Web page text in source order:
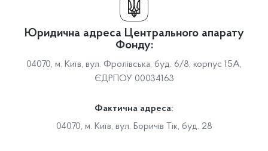
Юридична адреса Центрального апарату
Фонду:
04070, м. Київ, вул. Фролівська, буд. 6/8, корпус 15А,
ЄДРПОУ 00034163
Фактична адреса:
04070, м. Київ, вул. Боричів Тік, буд. 28